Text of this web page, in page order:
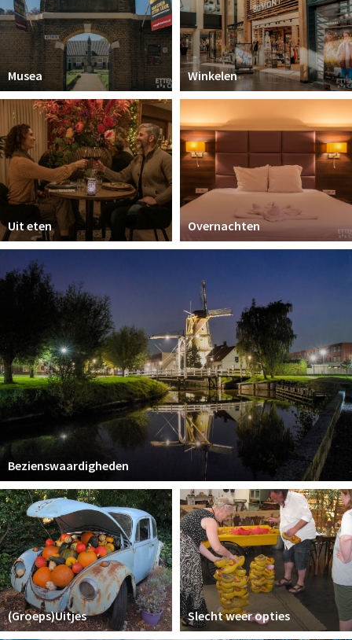
Musea Winkelen
Uit eten Overnachten
Bezienswaardigheden
(Groeps)Uitjes Slecht weer opties